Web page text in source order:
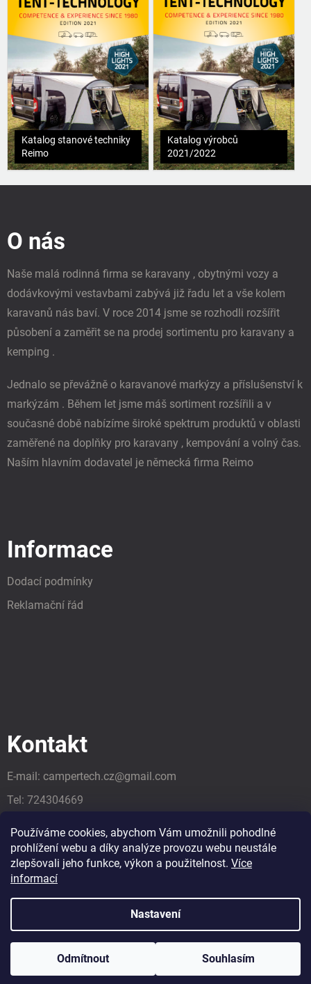
Používáme cookies, abychom Vám umožnili pohodlné
prohlížení webu a díky analýze provozu webu neustále
zlepšovali jeho funkce, výkon a použitelnost. Více
informací
Nastavení
Odmítnout Souhlasím
Katalog stanové techniky
Reimo
Katalog výrobců
2021/2022
O nás
Naše malá rodinná firma se karavany , obytnými vozy a
dodávkovými vestavbami zabývá již řadu let a vše kolem
karavanů nás baví. V roce 2014 jsme se rozhodli rozšířit
působení a zaměřit se na prodej sortimentu pro karavany a
kemping .
Jednalo se převážně o karavanové markýzy a příslušenství k
markýzám . Během let jsme máš sortiment rozšířili a v
současné době nabízíme široké spektrum produktů v oblasti
zaměřené na doplňky pro karavany , kempování a volný čas.
Naším hlavním dodavatel je německá firma Reimo
Informace
Dodací podmínky
Reklamační řád
Kontakt
E-mail: campertech.cz@gmail.com
Tel: 724304669